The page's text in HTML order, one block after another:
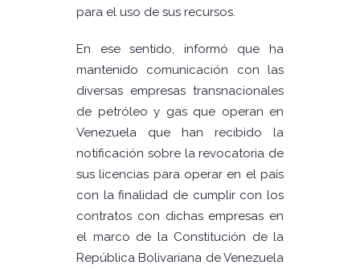
para el uso de sus recursos.
En ese sentido, informó que ha
mantenido comunicación con las
diversas empresas transnacionales
de petróleo y gas que operan en
Venezuela que han recibido la
notificación sobre la revocatoria de
sus licencias para operar en el país
con la finalidad de cumplir con los
contratos con dichas empresas en
el marco de la Constitución de la
República Bolivariana de Venezuela